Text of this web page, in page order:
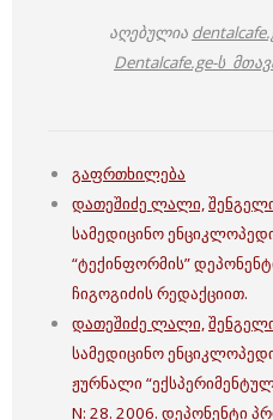
აღებულია
Dentalcafe.ge-ს
გაფრთხილება
დათეშიძე ლალი,
სამედიცინო
“ტექინფორმის”
ჩიგოგიძის რედაქციით.
დათეშიძე ლალი,
სამედიცინო
ჟურნალი
N: 28. 2006. დეპონენტი